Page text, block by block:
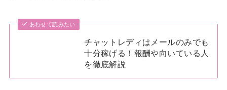
あわせて読みたい
チャットレディはメールのみでも
十分稼げる！報酬や向いている人
を徹底解説